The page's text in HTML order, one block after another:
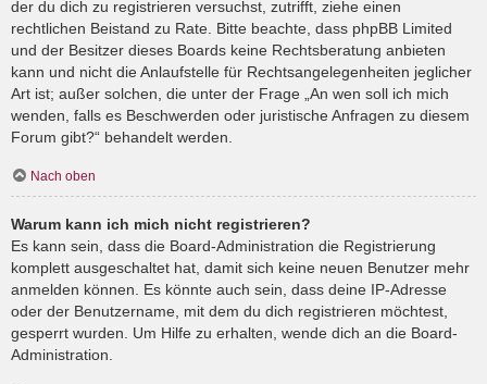
der du dich zu registrieren versuchst, zutrifft, ziehe einen
rechtlichen Beistand zu Rate. Bitte beachte, dass phpBB Limited
und der Besitzer dieses Boards keine Rechtsberatung anbieten
kann und nicht die Anlaufstelle für Rechtsangelegenheiten jeglicher
Art ist; außer solchen, die unter der Frage „An wen soll ich mich
wenden, falls es Beschwerden oder juristische Anfragen zu diesem
Forum gibt?“ behandelt werden.
Nach oben
Warum kann ich mich nicht registrieren?
Es kann sein, dass die Board-Administration die Registrierung
komplett ausgeschaltet hat, damit sich keine neuen Benutzer mehr
anmelden können. Es könnte auch sein, dass deine IP-Adresse
oder der Benutzername, mit dem du dich registrieren möchtest,
gesperrt wurden. Um Hilfe zu erhalten, wende dich an die Board-
Administration.